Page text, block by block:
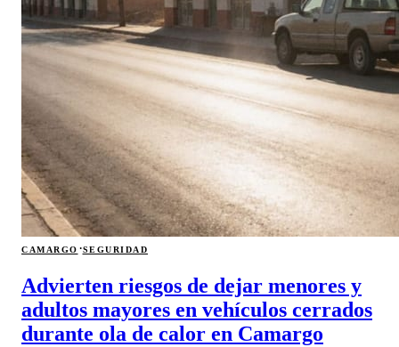
CAMARGO ·SEGURIDAD
Advierten riesgos de dejar menores y
adultos mayores en vehículos cerrados
durante ola de calor en Camargo